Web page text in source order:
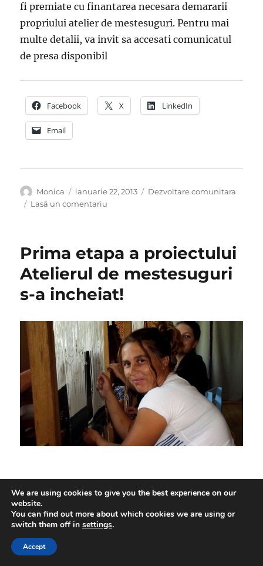
fi premiate cu finantarea necesara demararii
propriului atelier de mestesuguri. Pentru mai
multe detalii, va invit sa accesati comunicatul
de presa disponibil
Facebook X LinkedIn
Email
Autor
Monica
Publicat
pe
ianuarie 22, 2013 Categorii
Dezvoltare comunitara
Lasă un comentariu
de
mestesuguri”
devin
antreprenori
Prima etapa a proiectului
Atelierul de mestesuguri
s-a incheiat!
We are using cookies to give you the best experience on our
website.
You can find out more about which cookies we are using or
switch them off in settings.
Accept